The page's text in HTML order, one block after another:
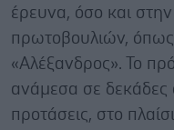
έρευνα, όσο και
πρωτοβουλιών,
«Αλέξανδρος». Το
ανάμεσα σε δεκάδες
προτάσεις, στο